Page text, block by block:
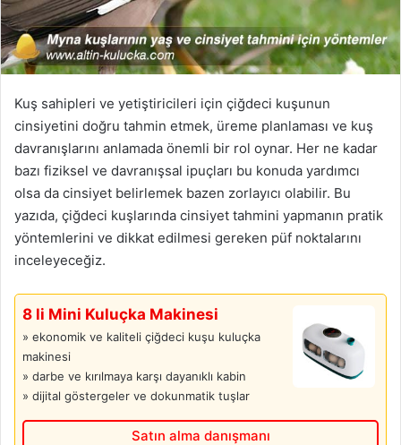
Kuş sahipleri ve yetiştiricileri için çiğdeci kuşunun
cinsiyetini doğru tahmin etmek, üreme planlaması ve kuş
davranışlarını anlamada önemli bir rol oynar. Her ne kadar
bazı fiziksel ve davranışsal ipuçları bu konuda yardımcı
olsa da cinsiyet belirlemek bazen zorlayıcı olabilir. Bu
yazıda, çiğdeci kuşlarında cinsiyet tahmini yapmanın pratik
yöntemlerini ve dikkat edilmesi gereken püf noktalarını
inceleyeceğiz.
8 li Mini Kuluçka Makinesi
» ekonomik ve kaliteli çiğdeci kuşu kuluçka
makinesi
» darbe ve kırılmaya karşı dayanıklı kabin
» dijital göstergeler ve dokunmatik tuşlar
Satın alma danışmanı